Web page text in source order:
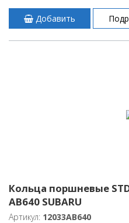
Добавить
Кольца поршневые STD
AB640 SUBARU
Артикул: 12033AB640